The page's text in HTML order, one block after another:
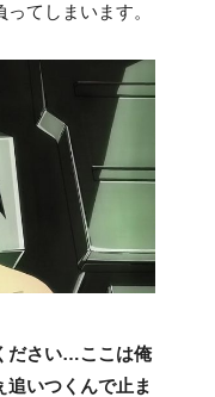
てしまいます。
ださい…ここは俺
いつくんで止ま